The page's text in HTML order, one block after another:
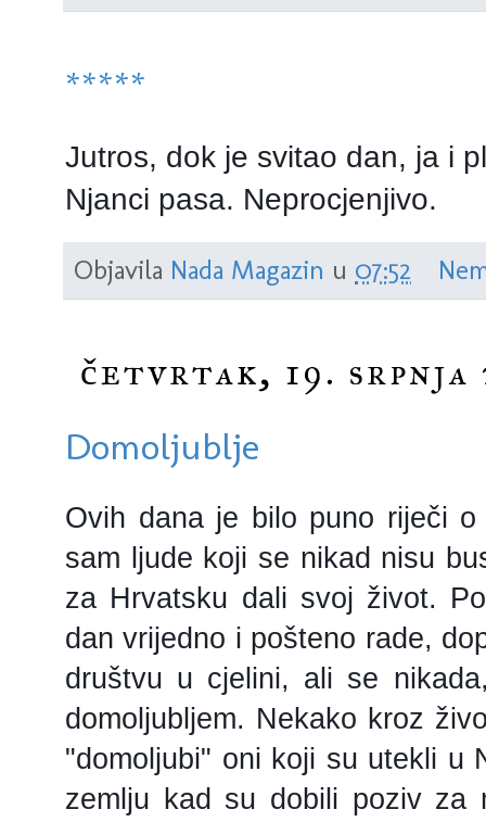
*****
Jutros, dok je svitao dan, ja i
Njanci pasa. Neprocjenjivo.
Objavila Nada Magazin u 07:52
četvrtak, 19. srpnja
Domoljublje
Ovih dana je bilo puno riječi o
sam ljude koji se nikad nisu
za Hrvatsku dali svoj život.
dan vrijedno i pošteno rade,
društvu u cjelini, ali se
domoljubljem. Nekako kroz
"domoljubi" oni koji su utekli u
zemlju kad su dobili poziv za